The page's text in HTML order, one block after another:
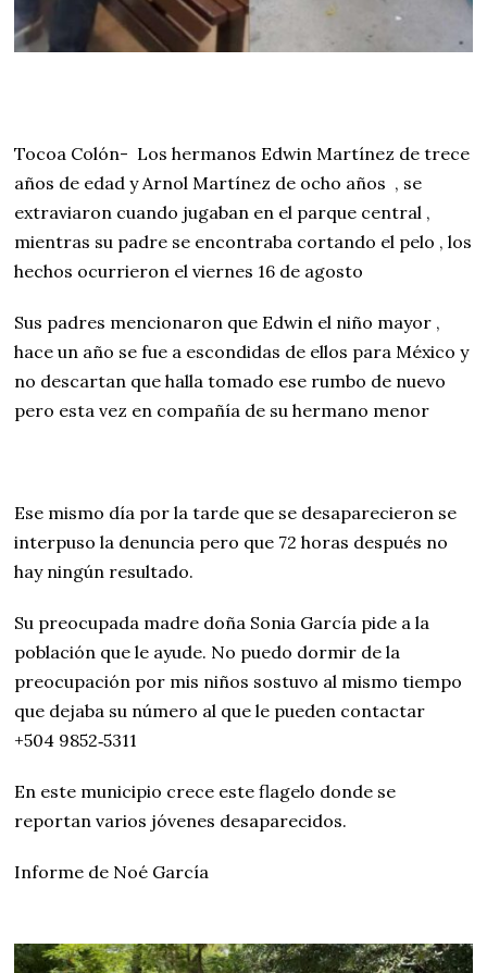
Tocoa Colón- Los hermanos Edwin Martínez de trece
años de edad y Arnol Martínez de ocho años , se
extraviaron cuando jugaban en el parque central ,
mientras su padre se encontraba cortando el pelo , los
hechos ocurrieron el viernes 16 de agosto
Sus padres mencionaron que Edwin el niño mayor ,
hace un año se fue a escondidas de ellos para México y
no descartan que halla tomado ese rumbo de nuevo
pero esta vez en compañía de su hermano menor
Ese mismo día por la tarde que se desaparecieron se
interpuso la denuncia pero que 72 horas después no
hay ningún resultado.
Su preocupada madre doña Sonia García pide a la
población que le ayude. No puedo dormir de la
preocupación por mis niños sostuvo al mismo tiempo
que dejaba su número al que le pueden contactar
‪+504 9852‑5311‬
En este municipio crece este flagelo donde se
reportan varios jóvenes desaparecidos.
Informe de Noé García